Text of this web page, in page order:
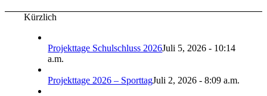
Kürzlich
Projekttage Schulschluss 2026Juli 5, 2026 - 10:14
a.m.
Projekttage 2026 – SporttagJuli 2, 2026 - 8:09 a.m.